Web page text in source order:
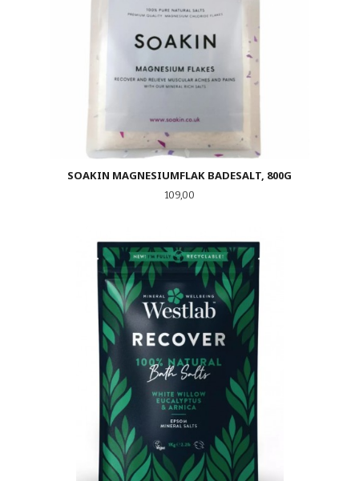
SOAKIN MAGNESIUMFLAK BADESALT, 800G
Pris
109,00